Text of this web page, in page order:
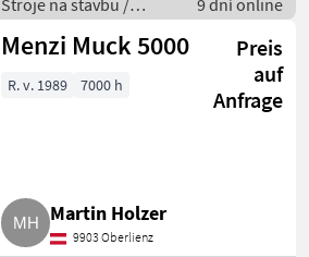
Stroje na stavbu /
Sklápacie vozidlo
9 dní online
Menzi Muck 5000
Preis
auf
Anfrage
R. v. 1989 7000 h
Martin Holzer
9903 Oberlienz